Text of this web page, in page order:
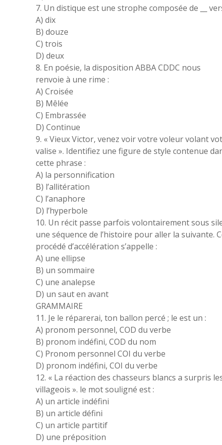
7. Un distique est une strophe composée de __
A) dix
B) douze
C) trois
D) deux
8. En poésie, la disposition ABBA CDDC nous
renvoie à une rime :
A) Croisée
B) Mêlée
C) Embrassée
D) Continue
9. « Vieux Victor, venez voir votre voleur volant
valise ». Identifiez une figure de style contenue
cette phrase :
A) la personnification
B) l’allitération
C) l’anaphore
D) l’hyperbole
10. Un récit passe parfois volontairement sous
une séquence de l’histoire pour aller la suivante.
procédé d’accélération s’appelle :
A) une ellipse
B) un sommaire
C) une analepse
D) un saut en avant
GRAMMAIRE
11. Je le réparerai, ton ballon percé ; le est un :
A) pronom personnel, COD du verbe
B) pronom indéfini, COD du nom
C) Pronom personnel COI du verbe
D) pronom indéfini, COI du verbe
12. « La réaction des chasseurs blancs a surpris
villageois ». le mot souligné est :
A) un article indéfini
B) un article défini
C) un article partitif
D) une préposition